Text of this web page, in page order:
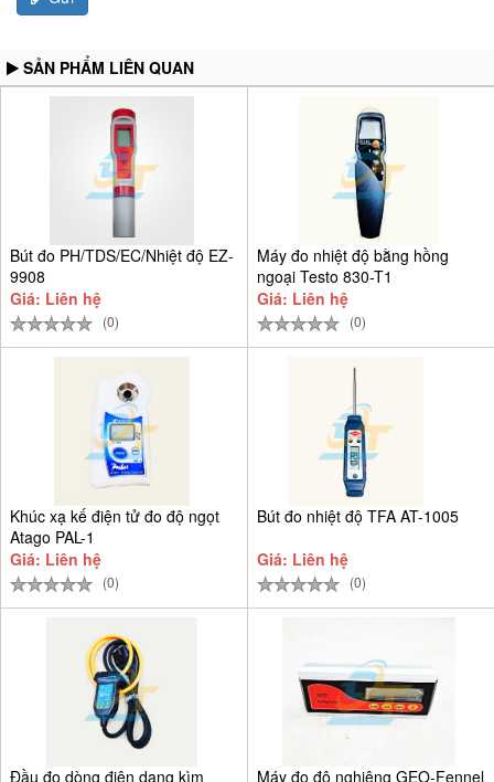
SẢN PHẨM LIÊN QUAN
Bút đo PH/TDS/EC/Nhiệt độ EZ-
9908
Giá: Liên hệ
(0)
Máy đo nhiệt độ bằng hồng
ngoại Testo 830-T1
Giá: Liên hệ
(0)
Khúc xạ kế điện tử đo độ ngọt
Atago PAL-1
Giá: Liên hệ
(0)
Bút đo nhiệt độ TFA AT-1005
Giá: Liên hệ
(0)
Đầu đo dòng điện dạng kìm
Máy đo độ nghiêng GEO-Fennel